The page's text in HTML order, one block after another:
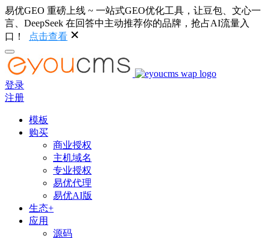
易优GEO 重磅上线 ~ 一站式GEO优化工具，让豆包、文心一
言、DeepSeek 在回答中主动推荐你的品牌，抢占AI流量入
口！
点击查看
登录
注册
模板
购买
商业授权
主机域名
专业授权
易优代理
易优AI版
生态+
应用
源码